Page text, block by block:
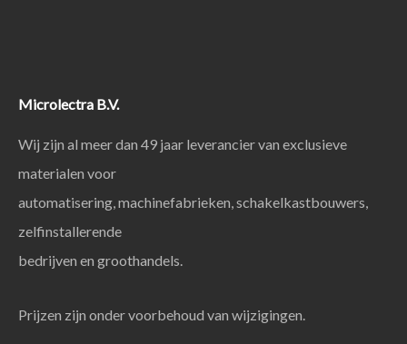
Microlectra B.V.
Wij zijn al meer dan 49 jaar leverancier van exclusieve
materialen voor
automatisering, machinefabrieken, schakelkastbouwers,
zelfinstallerende
bedrijven en groothandels.
Prijzen zijn onder voorbehoud van wijzigingen.